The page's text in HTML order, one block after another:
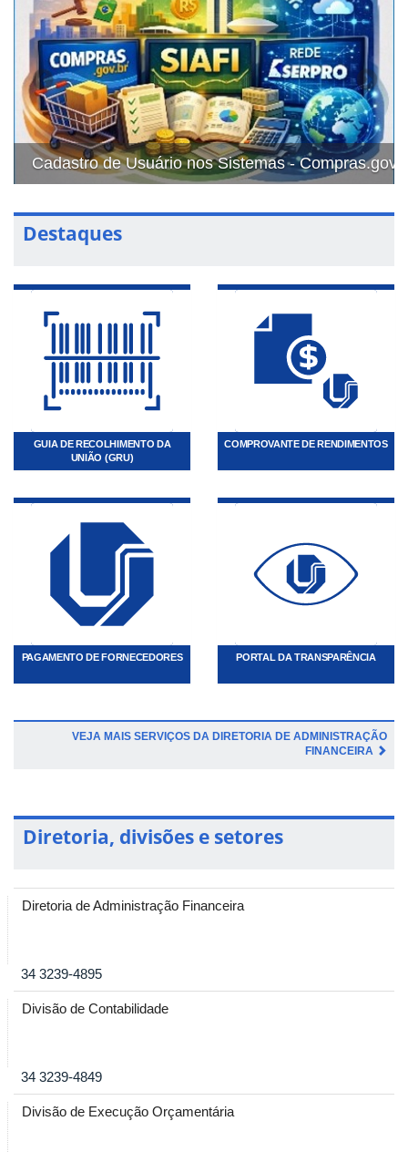
Cadastro de Usuário nos Sistemas -
Destaques
GUIA DE RECOLHIMENTO DA
UNIÃO (GRU)
COMPROVANTE DE RENDIMENTOS
PAGAMENTO DE FORNECEDORES PORTAL DA TRANSPARÊNCIA
VEJA MAIS SERVIÇOS DA DIRETORIA DE ADMINISTRAÇÃO
FINANCEIRA
Diretoria, divisões e setores
Diretoria de Administração Financeira
34 3239-4895
Divisão de Contabilidade
34 3239-4849
Divisão de Execução Orçamentária